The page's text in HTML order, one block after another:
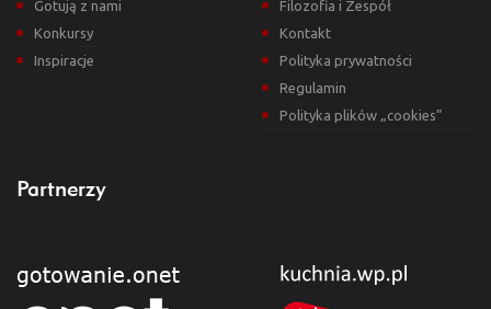
Gotują z nami
Konkursy
Inspiracje
Filozofia i Zespół
Kontakt
Polityka prywatności
Regulamin
Polityka plików „cookies”
Partnerzy